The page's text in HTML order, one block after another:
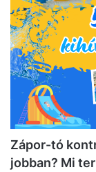
Zápor-tó
jobban? Mi